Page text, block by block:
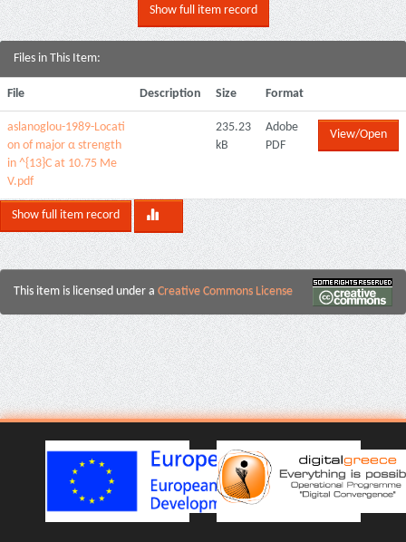
Show full item record
Files in This Item:
File Description Size Format
aslanoglou-1989-Locati
on of major α strength
in ^{13}C at 10.75 Me
V.pdf
235.23
kB
Adobe
PDF
View/Open
Show full item record
This item is licensed under a Creative Commons License